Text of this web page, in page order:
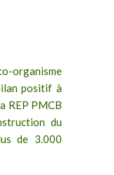
organisme
positif à
REP PMCB
du
de 3.000